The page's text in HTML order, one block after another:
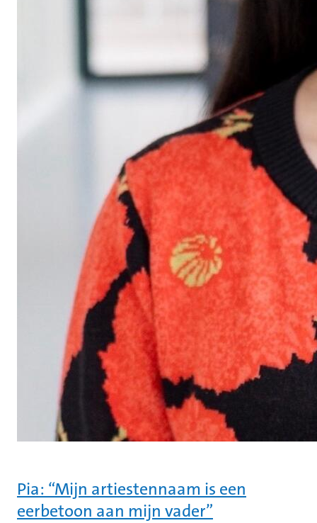
Pia: “Mijn artiestennaam is een
eerbetoon aan mijn vader”